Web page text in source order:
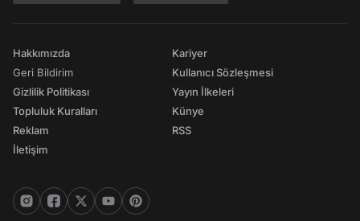
Hakkımızda
Geri Bildirim
Gizlilik Politikası
Topluluk Kuralları
Reklam
İletişim
Kariyer
Kullanıcı Sözleşmesi
Yayın İlkeleri
Künye
RSS